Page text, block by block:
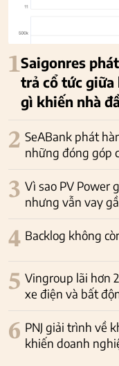
1Saigonres
trả cổ tức giữa
gì khiến nhà
2 SeABank phát
những đóng góp
3 Vì sao PV Power
nhưng vẫn vay
4 Backlog không
5 Vingroup lãi hơn
xe điện và bất
6 PNJ giải trình về
khiến doanh